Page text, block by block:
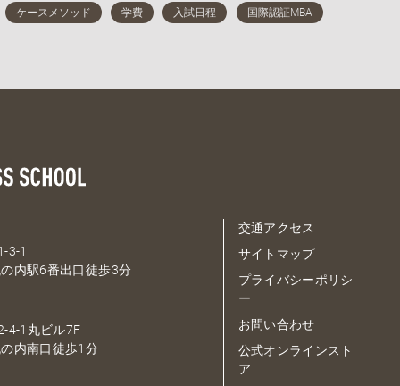
3-1
内駅6番出口徒歩3分
4-1丸ビル7F
内南口徒歩1分
交通アクセス
サイトマップ
プライバシーポリシ
ー
お問い合わせ
公式オンラインスト
ア